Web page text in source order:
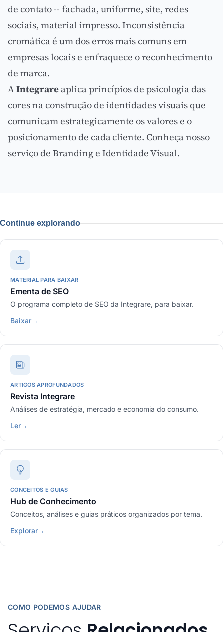
de contato -- fachada, uniforme, site, redes
sociais, material impresso. Inconsistência
cromática é um dos erros mais comuns em
empresas locais e enfraquece o reconhecimento
de marca.
AIntegrare aplica princípios de psicologia das
cores na construção de identidades visuais que
comunicam estrategicamente os valores e o
posicionamento de cada cliente. Conheça nosso
serviço de Branding e Identidade Visual.
Continue explorando
MATERIAL PARA BAIXAR
Ementa de SEO
O programa completo de SEO da Integrare, para baixar.
Baixar→
ARTIGOS APROFUNDADOS
Revista Integrare
Análises de estratégia, mercado e economia do consumo.
Ler→
CONCEITOS E GUIAS
Hub de Conhecimento
Conceitos, análises e guias práticos organizados por tema.
Explorar→
COMO PODEMOS AJUDAR